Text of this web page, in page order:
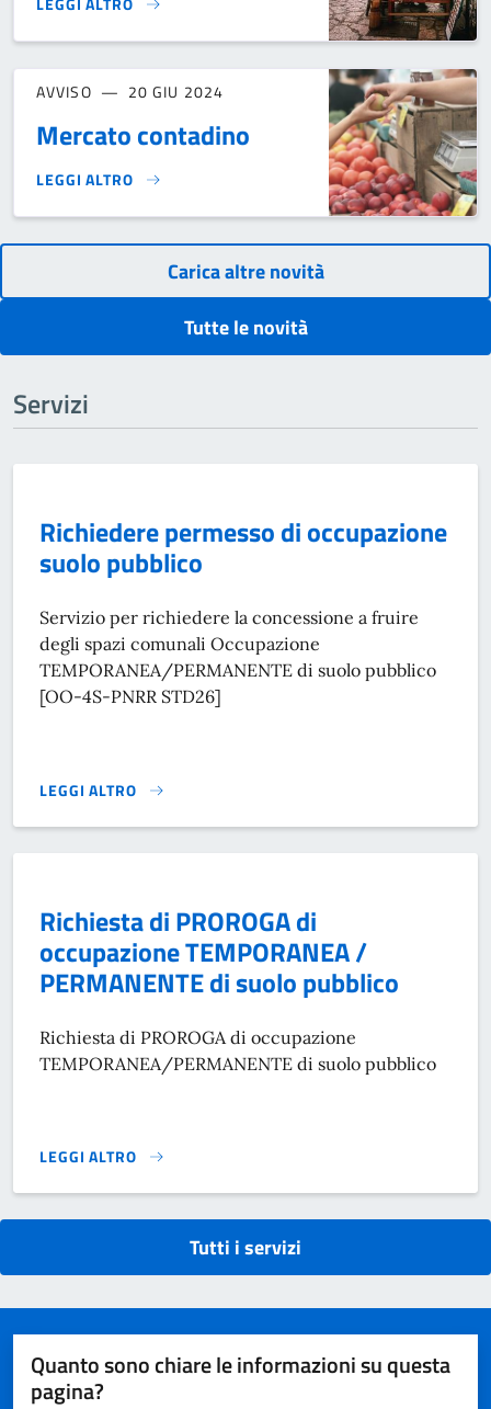
MERCATINO FESTA PATRONALE 26 LUGLIO S.ANNAPELAGO}
AVVISO 20 GIU 2024
Mercato contadino
LEGGI ALTRO
MERCATO CONTADINO}
Carica altre novità
Tutte le novità
Servizi
Richiedere permesso di occupazione
suolo pubblico
Servizio per richiedere la concessione a fruire
degli spazi comunali Occupazione
TEMPORANEA/PERMANENTE di suolo pubblico
[OO-4S-PNRR STD26]
LEGGI ALTRO
RICHIEDERE PERMESSO DI OCCUPAZIONE SUOLO
Richiesta di PROROGA di
occupazione TEMPORANEA /
PERMANENTE di suolo pubblico
Richiesta di PROROGA di occupazione
TEMPORANEA/PERMANENTE di suolo pubblico
LEGGI ALTRO
RICHIESTA DI PROROGA DI OCCUPAZIONE TEMPORANEA /
Tutti i servizi
Quanto sono chiare le informazioni su questa
pagina?